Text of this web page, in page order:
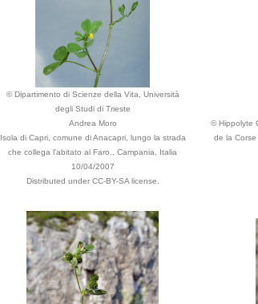
© Dipartimento di Scienze della Vita, Università
degli Studi di Trieste
Andrea Moro
Isola di Capri, comune di Anacapri, lungo la strada
che collega l'abitato al Faro., Campania, Italia
10/04/2007
Distributed under CC-BY-SA license.
© Hippolyte
de la